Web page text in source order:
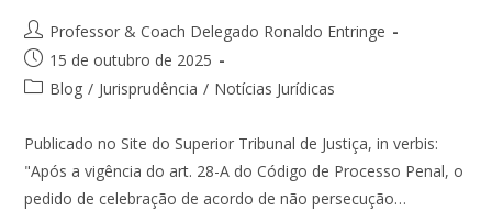
Professor & Coach Delegado Ronaldo Entringe
15 de outubro de 2025
Blog / Jurisprudência / Notícias Jurídicas
Publicado no Site do Superior Tribunal de Justiça, in verbis:
"Após a vigência do art. 28-A do Código de Processo Penal, o
pedido de celebração de acordo de não persecução…